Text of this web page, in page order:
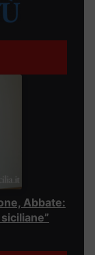
Abbate: